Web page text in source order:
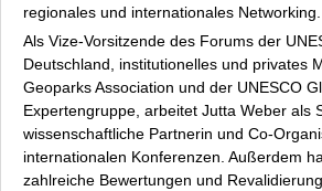
Peter Noller
Ute Ritschel
Torsten Schäfer
Jutta Weber
Unterstützer und Sponsoren
Kooperationspartner
Presse
regionales und internationales Networking.
Als Vize-Vorsitzende des Forums der
Deutschland, institutionelles und privates
Geoparks Association und der UNESCO
Expertengruppe, arbeitet Jutta Weber als
wissenschaftliche Partnerin und Co-
internationalen Konferenzen. Außerdem
zahlreiche Bewertungen und